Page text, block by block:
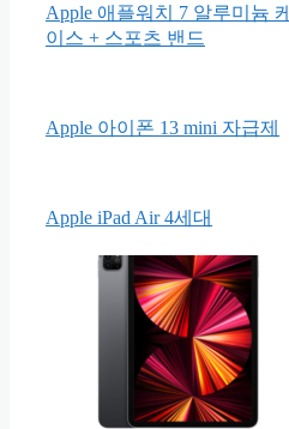
Apple 애플워치 7 알루미늄 케
이스 + 스포츠 밴드
Apple 아이폰 13 mini 자급제
Apple iPad Air 4세대